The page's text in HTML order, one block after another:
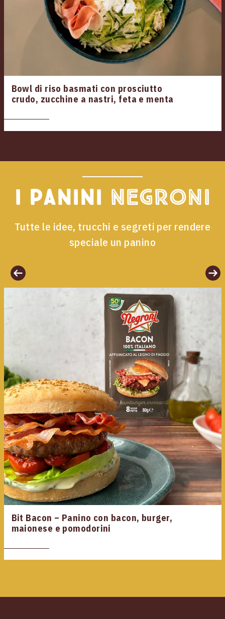
Bowl di riso basmati con prosciutto
crudo, zucchine a nastri, feta e menta
I panini Negroni
Tutte le idee, trucchi e segreti per rendere
speciale un panino
Bit Bacon – Panino con bacon, burger,
maionese e pomodorini